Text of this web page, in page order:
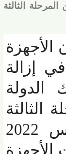
حالة تعدي ضمن المرحلة الثالثة
للموجة الـ (19) والتى انطلقت فى 6 مارس 2022